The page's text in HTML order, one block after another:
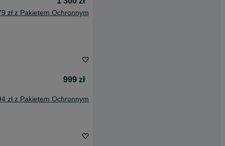
zł z Pakietem Ochronnym
999 zł
zł z Pakietem Ochronnym